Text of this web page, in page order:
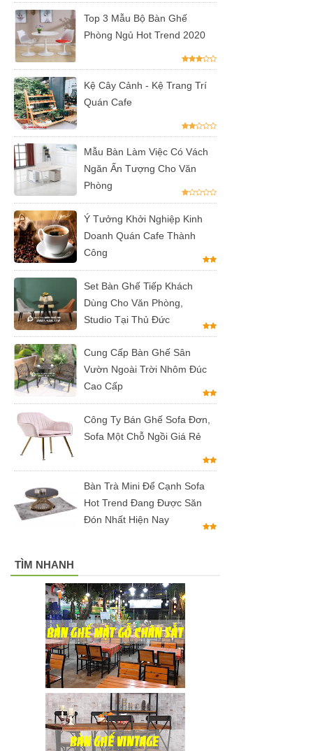
247
Bàn ghế sắt
cho quán
cafe, quán
ăn sân
vườn, ban
công, sân
thượng
tiếp khách
văn phòng
ghế bọc vải
màu xám
Bộ bàn ghế
tiếp khách
spa, nail,
phòng, căn
hộ màu
hồng
Ghế
gaming, ghế
đẹp giá tốt
tại HCM
Tổng hợp
các mẫu
chân bàn
cafe, chân
bàn decor,
chân bàn
Top 3 Mẫu Bộ Bàn Ghế
Phòng Ngủ Hot Trend 2020
Kệ Cây Cảnh - Kệ Trang Trí
Quán Cafe
Mẫu Bàn Làm Việc Có Vách
Ngăn Ấn Tượng Cho Văn
Phòng
Ý Tưởng Khởi Nghiệp Kinh
Doanh Quán Cafe Thành
Công
Set Bàn Ghế Tiếp Khách
Dùng Cho Văn Phòng,
Studio Tại Thủ Đức
Cung Cấp Bàn Ghế Sân
Vườn Ngoài Trời Nhôm Đúc
Cao Cấp
Công Ty Bán Ghế Sofa Đơn,
Sofa Một Chỗ Ngồi Giá Rẻ
Bàn Trà Mini Để Cạnh Sofa
Hot Trend Đang Được Săn
Đón Nhất Hiện Nay
TÌM NHANH